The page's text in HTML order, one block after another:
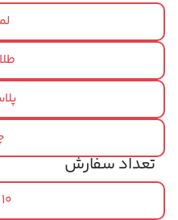
تعداد سفارش
10 عدد